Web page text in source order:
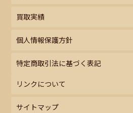
買取実績
個人情報保護方針
特定商取引法に基づく表記
リンクについて
サイトマップ